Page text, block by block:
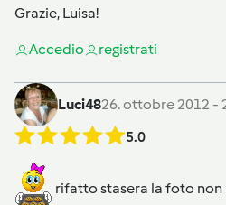
Grazie, Luisa!
Accedio registrati
Luci4826. ottobre 2012 -
5.0
rifatto stasera la foto